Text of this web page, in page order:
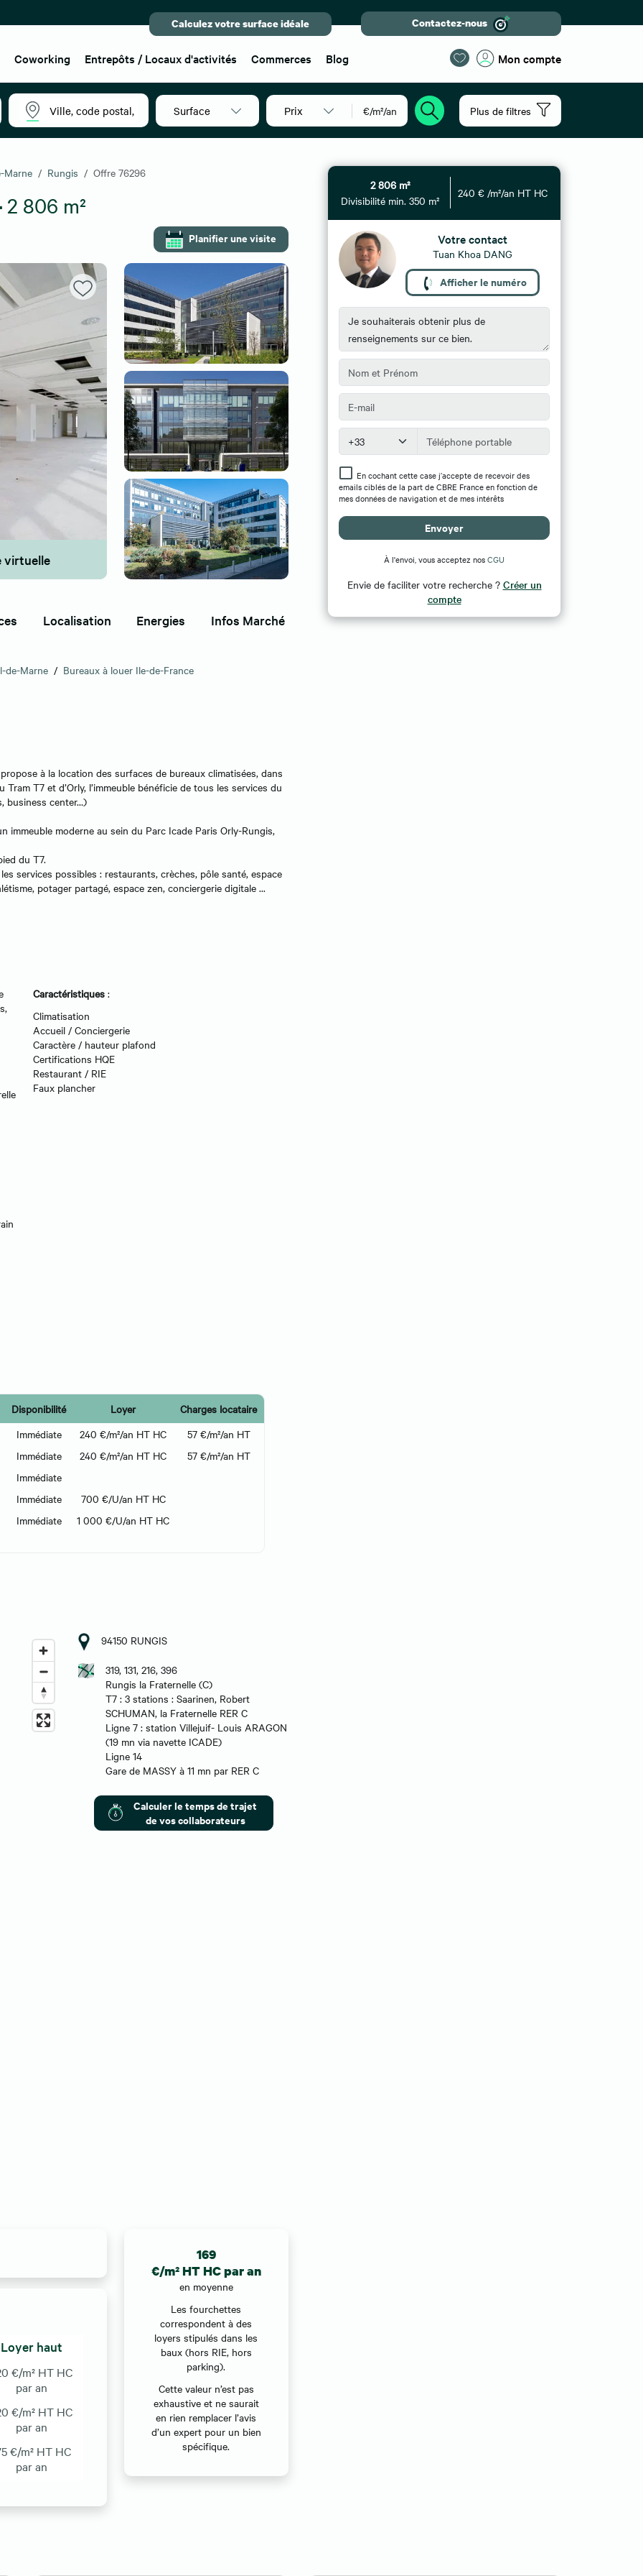
Calculez votre surface idéale Contactez-nous
Coworking Entrepôts / Locaux d'activités Commerces Blog Mon compte
Surface Prix €/m²/an Plus de filtres
Marne Rungis Offre 76296
2 806 m²
Planifier une visite
virtuelle
Localisation Energies Infos Marché
de-Marne / Bureaux à louer Ile-de-France
à la location des surfaces de bureaux climatisées, dans
T7 et d’Orly, l’immeuble bénéficie de tous les services du
business center…)
moderne au sein du Parc Icade Paris Orly-Rungis,
du T7.
services possibles : restaurants, crèches, pôle santé, espace
potager partagé, espace zen, conciergerie digitale ...
Caractéristiques :
Climatisation
Accueil / Conciergerie
Caractère / hauteur plafond
Certifications HQE
Restaurant / RIE
Faux plancher
Disponibilité Loyer
Charges locataire
Immédiate
240 €/m²/an HT HC
57 €/m²/an HT
Immédiate
240 €/m²/an HT HC
57 €/m²/an HT
Immédiate
Immédiate
700 €/U/an HT HC
Immédiate
1 000 €/U/an HT HC
94150 RUNGIS
319, 131, 216, 396
Rungis la Fraternelle (C)
T7 : 3 stations : Saarinen, Robert
SCHUMAN, la Fraternelle RER C
Ligne 7 : station Villejuif- Louis ARAGON
(19 mn via navette ICADE)
Ligne 14
Gare de MASSY à 11 mn par RER C
Calculer le temps de trajet
de vos collaborateurs
Loyer haut
€/m² HT HC
par an
€/m² HT HC
par an
€/m² HT HC
par an
169
€/m² HT HC par an
en moyenne
Les fourchettes
correspondent à des
loyers stipulés dans les
baux (hors RIE, hors
parking).
Cette valeur n’est pas
exhaustive et ne saurait
en rien remplacer l’avis
d’un expert pour un bien
spécifique.
2 806 m²
Divisibilité min. 350 m²
240 € /m²/an HT HC
Votre contact
Tuan Khoa DANG
Afficher le numéro
En cochant cette case j’accepte de recevoir des
emails ciblés de la part de CBRE France en fonction de
mes données de navigation et de mes intérêts
Envoyer
À l'envoi, vous acceptez nosCGU
Envie de faciliter votre recherche ? Créer un
compte